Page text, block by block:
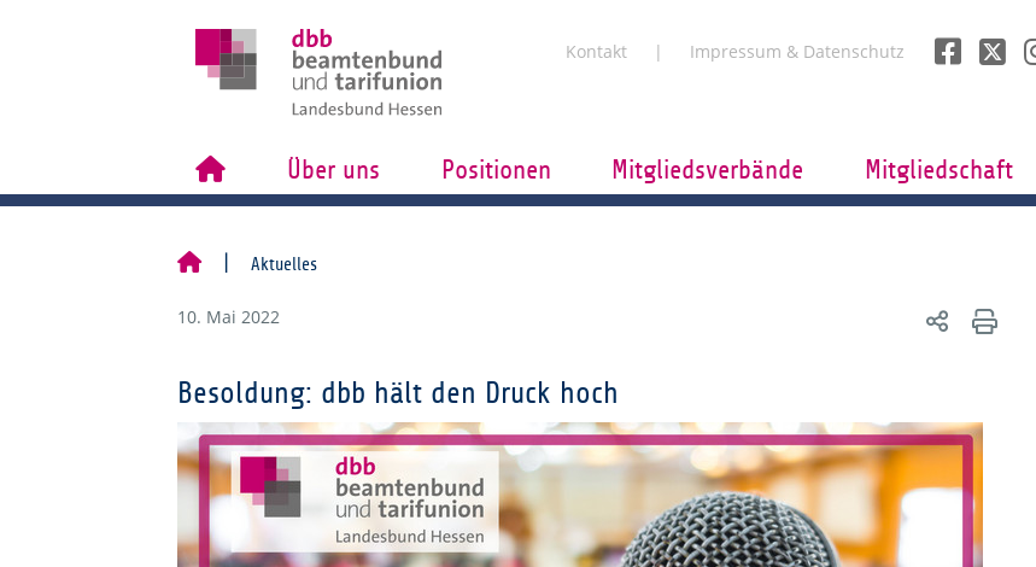
Kontakt Impressum & Datenschutz
Über uns Positionen Mitgliedsverbände Mitgliedschaft
Aktuelles
10. Mai 2022
Besoldung: dbb hält den Druck hoch